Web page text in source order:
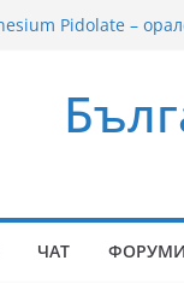
Pidolate –
превзема
Рецепти за Смути
ЧАТ ФОРУМИ